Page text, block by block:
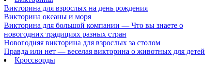
Викторина для взрослых на день рождения
Викторина океаны и моря
Викторина для большой компании — Что вы знаете о
новогодних традициях разных стран
Новогодняя викторина для взрослых за столом
Правда или нет — веселая викторина о животных для детей
Кроссворды